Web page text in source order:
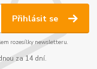
Přihlásit se
rozesílky newsletteru.
za 14 dní.